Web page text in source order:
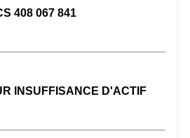
408 067 841
INSUFFISANCE D'ACTIF